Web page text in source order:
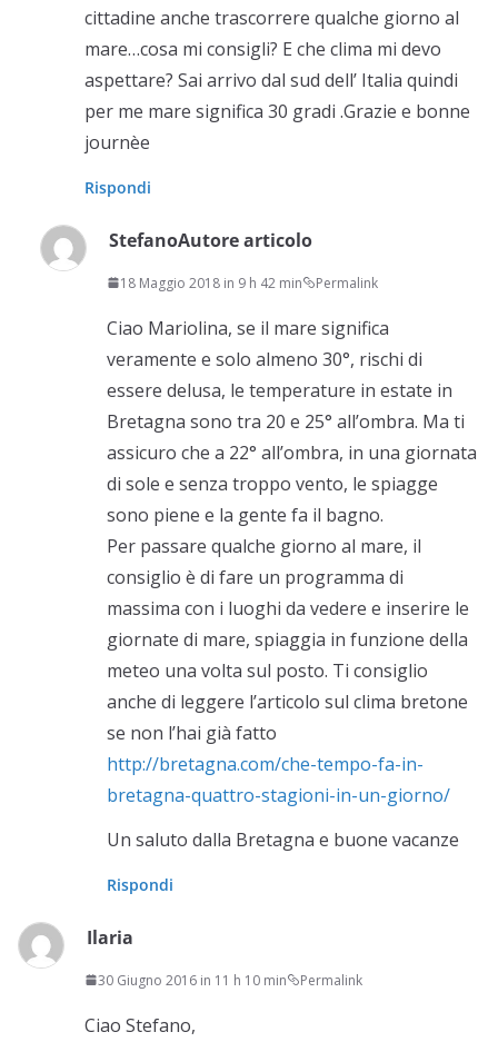
cittadine anche trascorrere qualche giorno al
mare…cosa mi consigli? E che clima mi devo
aspettare? Sai arrivo dal sud dell’ Italia quindi
per me mare significa 30 gradi .Grazie e bonne
journèe
Rispondi
StefanoAutore articolo
18 Maggio 2018 in 9 h 42 min Permalink
Ciao Mariolina, se il mare significa
veramente e solo almeno 30°, rischi di
essere delusa, le temperature in estate in
Bretagna sono tra 20 e 25° all’ombra. Ma ti
assicuro che a 22° all’ombra, in una giornata
di sole e senza troppo vento, le spiagge
sono piene e la gente fa il bagno.
Per passare qualche giorno al mare, il
consiglio è di fare un programma di
massima con i luoghi da vedere e inserire le
giornate di mare, spiaggia in funzione della
meteo una volta sul posto. Ti consiglio
anche di leggere l’articolo sul clima bretone
se non l’hai già fatto
http://bretagna.com/che-tempo-fa-in-
bretagna-quattro-stagioni-in-un-giorno/
Un saluto dalla Bretagna e buone vacanze
Rispondi
Ilaria
30 Giugno 2016 in 11 h 10 min Permalink
Ciao Stefano,